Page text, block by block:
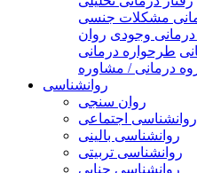
مشکلات جنسی
درمانی وجودی روان
طرحواره درمانی
درمانی / مشاوره
روانشناسی
روان سنجی
روانشناسی اجتماعی
روانشناسی بالینی
روانشناسی تربیتی
روانشناسی جنایی